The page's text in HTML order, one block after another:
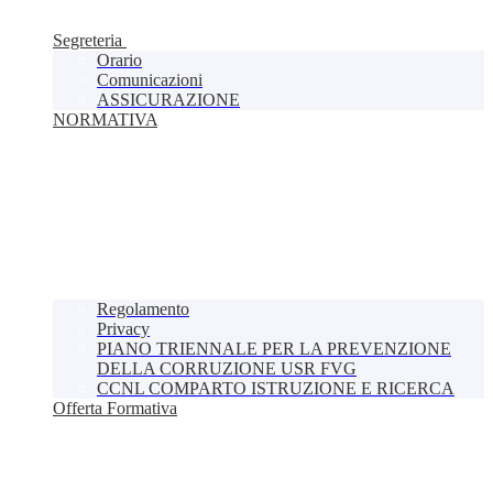
Segreteria
Orario
Comunicazioni
ASSICURAZIONE
NORMATIVA
Regolamento
Privacy
PIANO TRIENNALE PER LA PREVENZIONE
DELLA CORRUZIONE USR FVG
CCNL COMPARTO ISTRUZIONE E RICERCA
Offerta Formativa